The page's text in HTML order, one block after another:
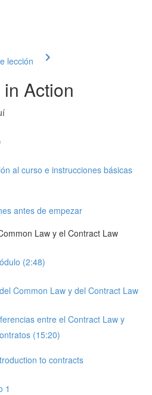
lección
Action
al curso e instrucciones básicas
antes de empezar
Law y el Contract Law
(2:48)
Common Law y del Contract Law
entre el Contract Law y
(15:20)
to contracts
1